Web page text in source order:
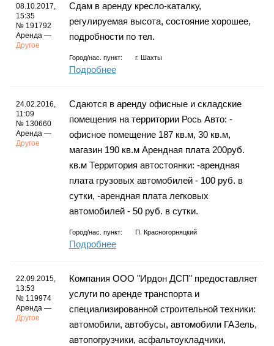
Гороскоп
Карты
08.10.2017,
15:35
№ 191792
Аренда —
Другое
Сдам в аренду кресло-каталку,
регулируемая высота, состояние хорошее,
подробности по тел.
Город/нас. пункт: г. Шахты
Подробнее
24.02.2016,
11:09
№ 130660
Аренда —
Другое
Сдаются в аренду офисные и складские
помещения на территории Рось Авто: -
офисное помещение 187 кв.м, 30 кв.м,
магазин 190 кв.м Арендная плата 200руб.
кв.м Территория автостоянки: -арендная
плата грузовых автомобилей - 100 руб. в
сутки, -арендная плата легковых
автомобилей - 50 руб. в сутки.
Город/нас. пункт: П. Красногорняцкий
Подробнее
22.09.2015,
13:53
№ 119974
Аренда —
Другое
Компания ООО "Ирдон ДСП" предоставляет
услуги по аренде транспорта и
специализированной строительной техники:
автомобили, автобусы, автомобили ГАЗель,
автопогрузчики, асфальтоукладчики,